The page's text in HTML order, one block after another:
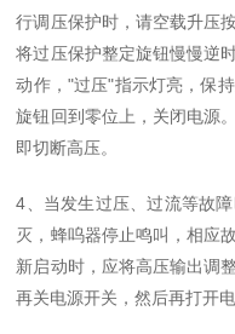
行调压保护时，请空载升压
将过压保护整定旋钮慢慢逆
动作，"过压"指示灯亮，保
旋钮回到零位上，关闭电源
即切断高压。
4、当发生过压、过流等故
灭，蜂呜器停止鸣叫，相应
新启动时，应将高压输出调
再关电源开关，然后再打开